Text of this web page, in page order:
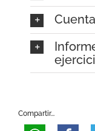
Compartir...